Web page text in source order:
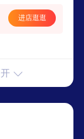
进店逛逛